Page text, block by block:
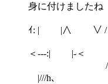
身に付けましたね
| |
ｲ: | |∧ ∨ /
抖-ミ| |
＜-‐‐:| |‐＜
/ニﾆ=- |
|///h､